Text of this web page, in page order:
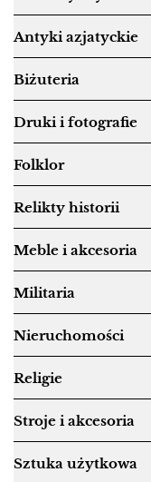
Antyki azjatyckie
Biżuteria
Druki i fotografie
Folklor
Relikty historii
Meble i akcesoria
Militaria
Nieruchomości
Religie
Stroje i akcesoria
Sztuka użytkowa